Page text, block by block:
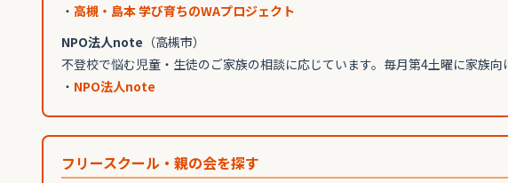
・ 高槻・島本 学び育ちのWAプロジェクト
NPO法人note （高槻市）
不登校で悩む児童・生徒のご家族の相談に応じています。毎月第4土曜に家族向
・ NPO法人note
フリースクール・親の会を探す